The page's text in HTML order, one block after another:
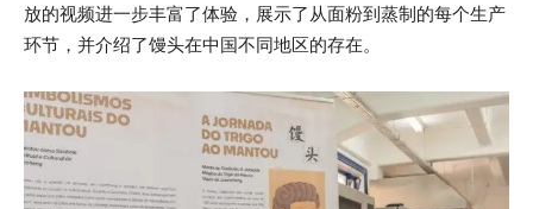
放的视频进一步丰富了体验，展示了从面粉到蒸制的每个生产
环节，并介绍了馒头在中国不同地区的存在。